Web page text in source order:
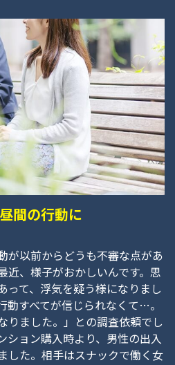
間の行動に
が以前からどうも不審な点があ
近、様子がおかしいんです。思
って、浮気を疑う様になりまし
動すべてが信じられなくて…。
りました。」との調査依頼でし
ション購入時より、男性の出入
した。相手はスナックで働く女